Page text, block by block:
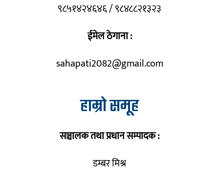
९८५१४२४६४६ / ९८४८८२१३२३
ईमेल ठेगाना :
sahapati2082@gmail.com
हाम्रो समूह
सञ्चालक तथा प्रधान सम्पादक :
डम्बर मिश्र